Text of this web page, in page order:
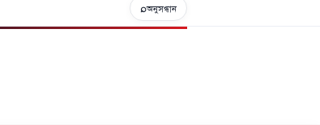
⌕অনুসন্ধান